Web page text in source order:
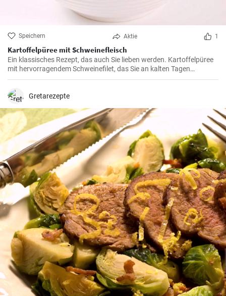
Speichern Aktie 1
Kartoffelpüree mit Schweinefleisch
Ein klassisches Rezept, das auch Sie lieben werden. Kartoffelpüree
mit hervorragendem Schweinefilet, das Sie an kalten Tagen
aufwärmt. Das Rezept ist einfach und überrascht mit seinem
Gretarezepte